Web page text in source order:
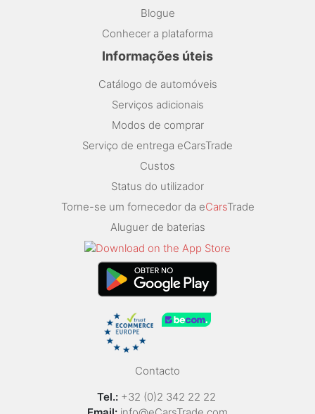
Blogue
Conhecer a plataforma
Informações úteis
Catálogo de automóveis
Serviços adicionais
Modos de comprar
Serviço de entrega eCarsTrade
Custos
Status do utilizador
Torne-se um fornecedor da eCarsTrade
Aluguer de baterias
Contacto
Tel.: +32 (0)2 342 22 22